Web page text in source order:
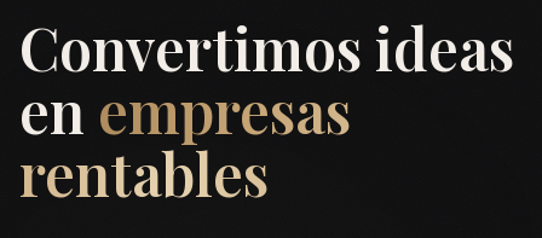
Convertimos ideas
en empresas
rentables